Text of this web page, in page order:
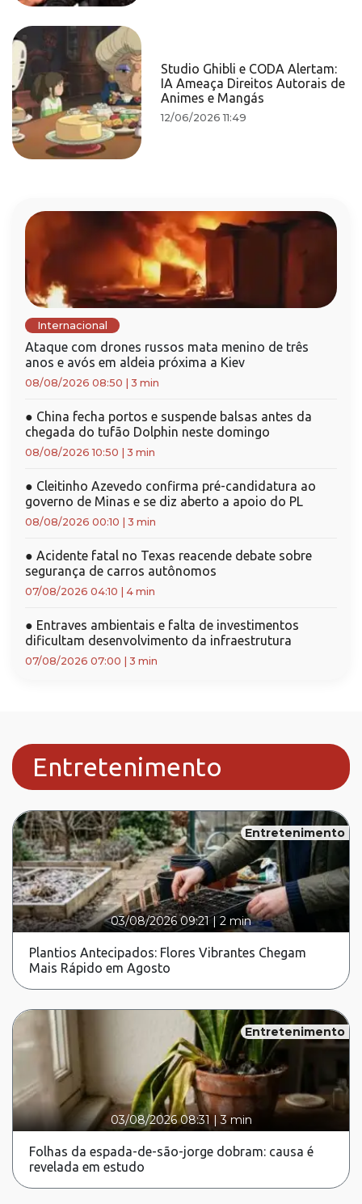
Studio Ghibli e CODA Alertam:
IA Ameaça Direitos Autorais de
Animes e Mangás
12/06/2026 11:49
Internacional
Ataque com drones russos mata menino de três
anos e avós em aldeia próxima a Kiev
08/08/2026 08:50 3 min
● China fecha portos e suspende balsas antes da
chegada do tufão Dolphin neste domingo
08/08/2026 10:50 3 min
● Cleitinho Azevedo confirma pré-candidatura ao
governo de Minas e se diz aberto a apoio do PL
08/08/2026 00:10 3 min
● Acidente fatal no Texas reacende debate sobre
segurança de carros autônomos
07/08/2026 04:10 4 min
● Entraves ambientais e falta de investimentos
dificultam desenvolvimento da infraestrutura
07/08/2026 07:00 3 min
Entretenimento
Entretenimento
03/08/2026 09:21|2 min
Plantios Antecipados: Flores Vibrantes Chegam
Mais Rápido em Agosto
Entretenimento
03/08/2026 08:31 |3 min
Folhas da espada-de-são-jorge dobram: causa é
revelada em estudo